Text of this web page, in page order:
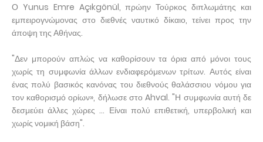
Ο Yunus Emre Açıkgönül, πρώην Τούρκος διπλωμάτης και
εμπειρογνώμονας στο διεθνές ναυτικό δίκαιο, τείνει προς την
άποψη της Αθήνας.
"Δεν μπορούν απλώς να καθορίσουν τα όρια από μόνοι τους
χωρίς τη συμφωνία άλλων ενδιαφερόμενων τρίτων. Αυτός είναι
ένας πολύ βασικός κανόνας του διεθνούς θαλάσσιου νόμου για
τον καθορισμό ορίων», δήλωσε στο Ahval. "Η συμφωνία αυτή δε
δεσμεύει άλλες χώρες ... Είναι πολύ επιθετική, υπερβολική και
χωρίς νομική βάση".